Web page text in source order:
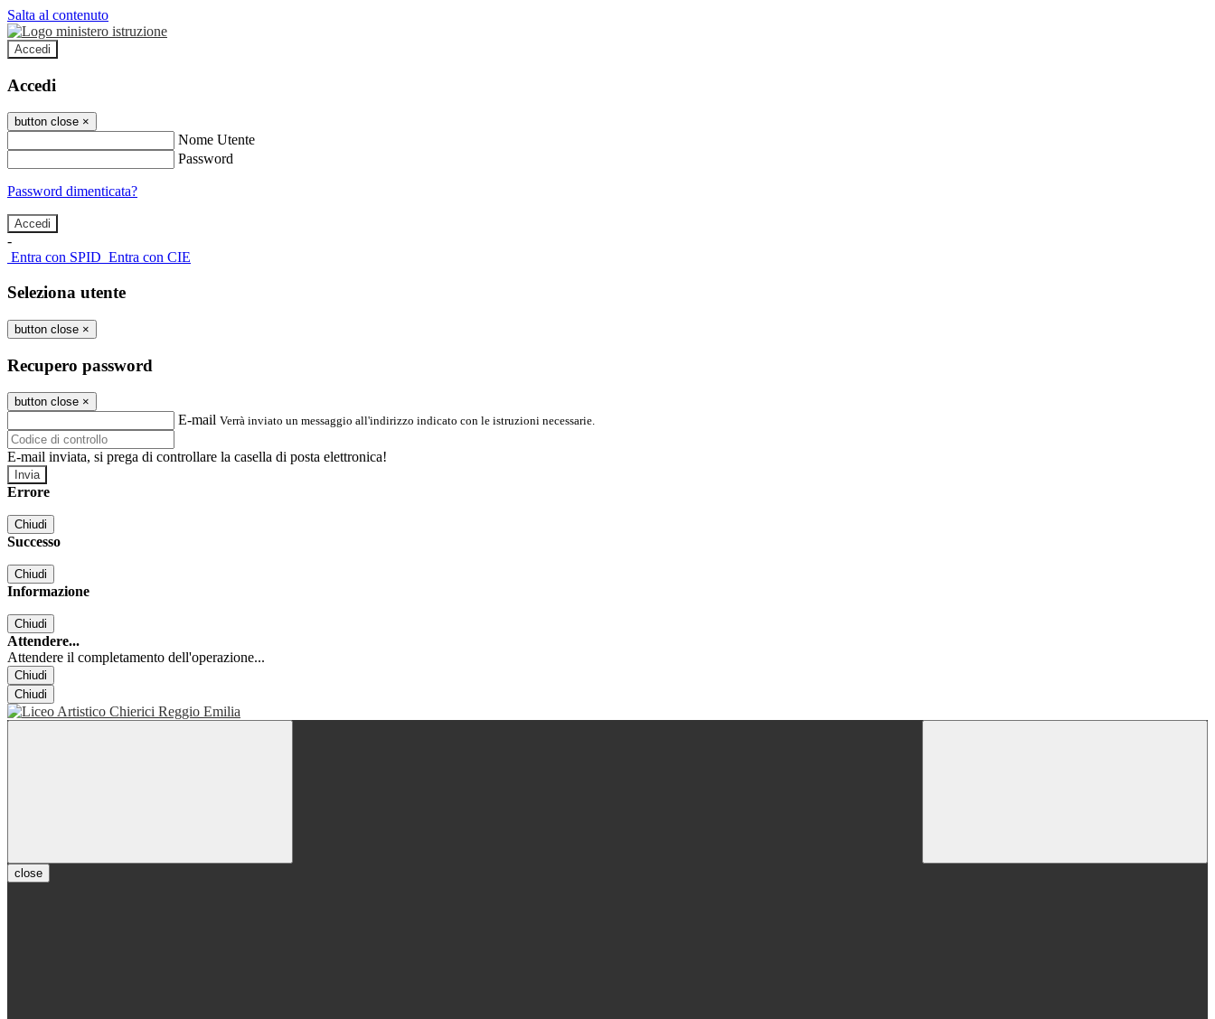
Salta al contenuto
Accedi
Accedi
button close ×
Nome Utente
Password
Password dimenticata?
-
Entra con SPID Entra con CIE
Seleziona utente
button close ×
Recupero password
button close ×
E-mail Verrà inviato un messaggio all'indirizzo indicato con le istruzioni necessarie.
E-mail inviata, si prega di controllare la casella di posta elettronica!
Errore
Chiudi
Successo
Chiudi
Informazione
Chiudi
Attendere...
Attendere il completamento dell'operazione...
Chiudi
Chiudi
close